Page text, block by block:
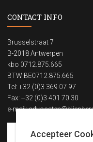
CONTACT INFO
Brusselstraat 7
B-2018 Antwerpen
kbo 0712.875.665
BTW BE0712.875.665
Tel: +32 (0)3 369 07 97
Fax: +32 (0)3 401 70 30
e-mail:
Accepteer